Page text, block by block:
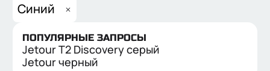
Синий
НОВЫЕ С ПРОБЕГОМ
ПОПУЛЯРНЫЕ ЗАПРОСЫ
Jetour T2 Discovery серый
Jetour черный